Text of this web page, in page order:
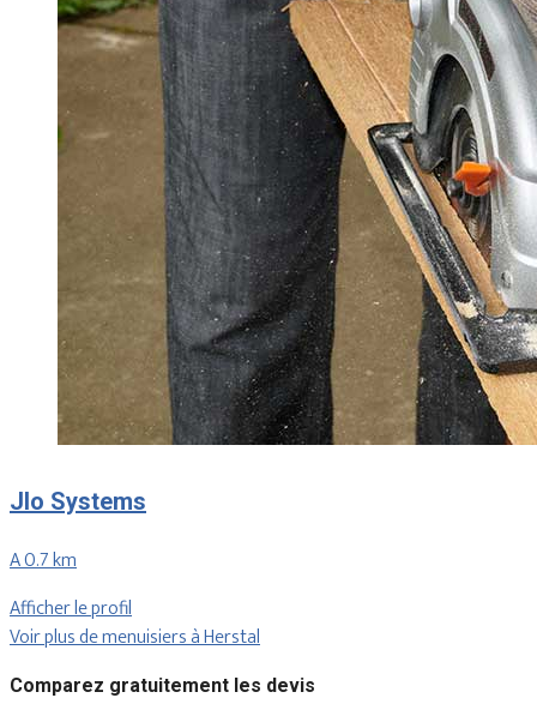
Jlo Systems
A 0.7 km
Afficher le profil
Voir plus de menuisiers à Herstal
Comparez gratuitement les devis